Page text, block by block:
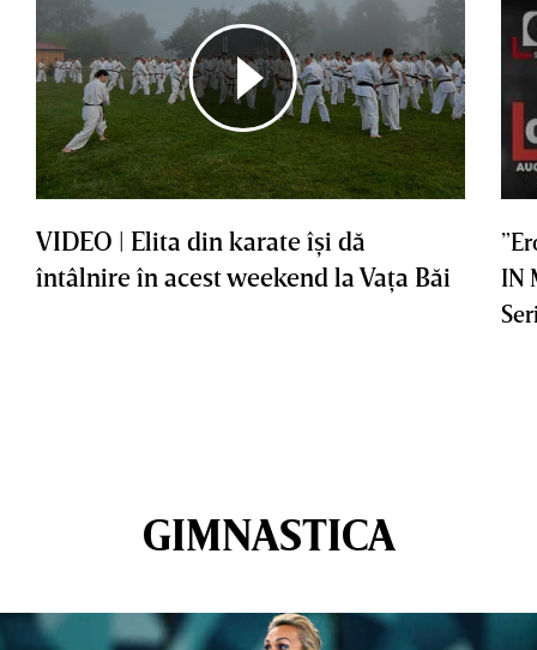
VIDEO | Elita din karate îşi dă
întâlnire în acest weekend la Vaţa Băi
IN
GIMNASTICA